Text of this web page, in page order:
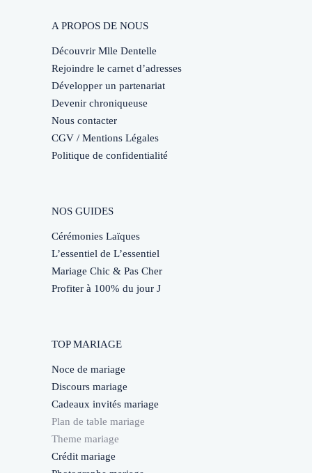
A PROPOS DE NOUS
Découvrir Mlle Dentelle
Rejoindre le carnet d’adresses
Développer un partenariat
Devenir chroniqueuse
Nous contacter
CGV / Mentions Légales
Politique de confidentialité
NOS GUIDES
Cérémonies Laïques
L’essentiel de L’essentiel
Mariage Chic & Pas Cher
Profiter à 100% du jour J
TOP MARIAGE
Noce de mariage
Discours mariage
Cadeaux invités mariage
Plan de table mariage
Theme mariage
Crédit mariage